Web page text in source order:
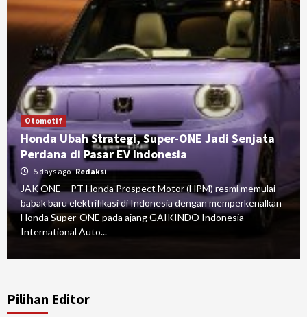
Otomotif
Honda Ubah Strategi, Super-ONE Jadi Senjata
Perdana di Pasar EV Indonesia
5 days ago Redaksi
JAK ONE – PT Honda Prospect Motor (HPM) resmi memulai
babak baru elektrifikasi di Indonesia dengan memperkenalkan
Honda Super-ONE pada ajang GAIKINDO Indonesia
International Auto...
Pilihan Editor